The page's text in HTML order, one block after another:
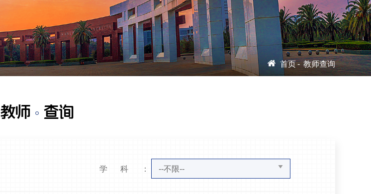
首页- 教师查询
教师 查询
学科： --不限--